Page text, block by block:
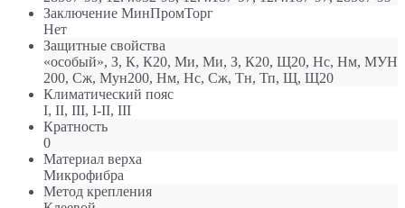
Заключение МинПромТорг
Нет
Защитные свойства
«особый», З, К, К20, Ми, Ми, З, К20, Щ20, Нс, Нм, МУН
200, Сж, Мун200, Нм, Нс, Сж, Тн, Тп, Щ, Щ20
Климатический пояс
I, II, III, I-II, III
Кратность
0
Материал верха
Микрофибра
Метод крепления